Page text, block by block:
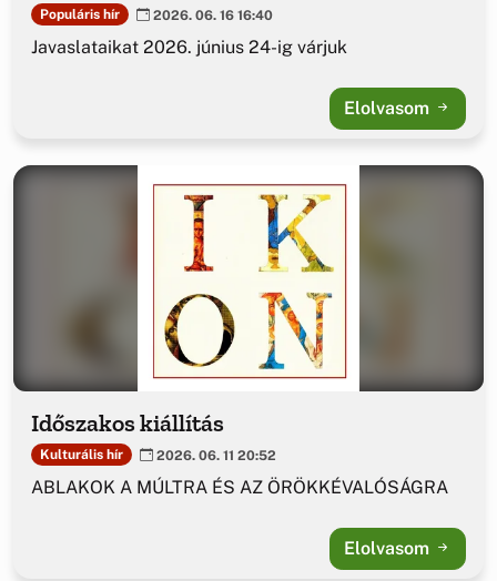
Populáris hír 2026. 06. 16 16:40
Javaslataikat 2026. június 24-ig várjuk
Elolvasom
Időszakos kiállítás
Kulturális hír 2026. 06. 11 20:52
ABLAKOK A MÚLTRA ÉS AZ ÖRÖKKÉVALÓSÁGRA
Elolvasom